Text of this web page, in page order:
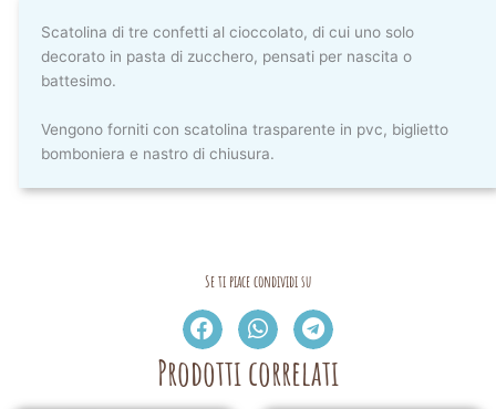
Scatolina di tre confetti al cioccolato, di cui uno solo
decorato in pasta di zucchero, pensati per nascita o
battesimo.
Vengono forniti con scatolina trasparente in pvc, biglietto
bomboniera e nastro di chiusura.
Se ti piace condividi su
Prodotti correlati